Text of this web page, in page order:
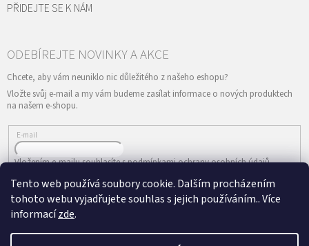
Tento web používá soubory cookie. Dalším procházením
tohoto webu vyjadřujete souhlas s jejich používáním.. Více
informacízde.
PŘIDEJTE SE K NÁM
Vložte svůj e-mail a my vám budeme zasílat informace o nových produktech
na našem e-shopu.
E-mail
Vložením e-mailu souhlasíte spodmínkami ochrany osobních údajů
PŘIHLÁSIT SE